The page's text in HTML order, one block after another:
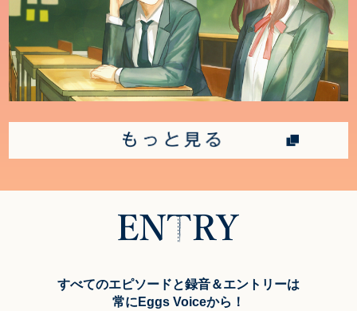
すべてのエピソードと録音＆エントリーは
常にEggs Voiceから！